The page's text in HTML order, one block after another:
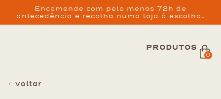
Encomende com pelo menos 72h de
antecedência e recolha numa loja à escolha.
PRODUTOS
0
< voltar